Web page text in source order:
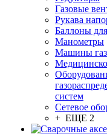
Газовые
Рукава
Баллоны
Манометры
Машины
систем
Сетевое
+ ЕЩЕ 2